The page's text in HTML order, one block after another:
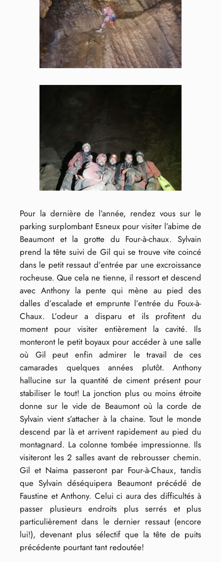
Pour la dernière de l’année, rendez vous sur le
parking surplombant Esneux pour visiter l’abime de
Beaumont et la grotte du Four-à-chaux. Sylvain
prend la tête suivi de Gil qui se trouve vite coincé
dans le petit ressaut d’entrée par une excroissance
rocheuse. Que cela ne tienne, il ressort et descend
avec Anthony la pente qui mène au pied des
dalles d’escalade et emprunte l’entrée du Foux-à-
Chaux. L’odeur a disparu et ils profitent du
moment pour visiter entièrement la cavité. Ils
monteront le petit boyaux pour accéder à une salle
où Gil peut enfin admirer le travail de ces
camarades quelques années plutôt. Anthony
hallucine sur la quantité de ciment présent pour
stabiliser le tout! La jonction plus ou moins étroite
donne sur le vide de Beaumont où la corde de
Sylvain vient s’attacher à la chaine. Tout le monde
descend par là et arrivent rapidement au pied du
montagnard. La colonne tombée impressionne. Ils
visiteront les 2 salles avant de rebrousser chemin.
Gil et Naima passeront par Four-à-Chaux, tandis
que Sylvain déséquipera Beaumont précédé de
Faustine et Anthony. Celui ci aura des difficultés à
passer plusieurs endroits plus serrés et plus
particulièrement dans le dernier ressaut (encore
lui!), devenant plus sélectif que la tête de puits
précédente pourtant tant redoutée!